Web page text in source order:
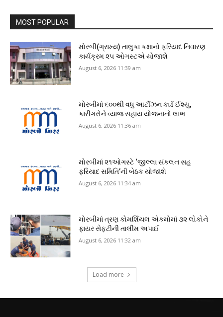
MOST POPULAR
મોરબી(ગ્રામ્ય) તાલુકા કક્ષાનો ફરિયાદ નિવારણ
કાર્યક્રમ ૨૫ ઓગસ્ટએ યોજાશે
August 6, 2026 11:39 am
મોરબીમાં ૬૦૦થી વધુ આર્ટીઝન કાર્ડ ઈશ્યુ,
કારીગરોને વ્યાજ સહાય યોજનાનો લાભ
August 6, 2026 11:36 am
મોરબીમાં ૨૧ઓગસ્ટે ‘જીલ્લા સંકલન સહ
ફરિયાદ સમિતિ’ની બેઠક યોજાશે
August 6, 2026 11:34 am
મોરબીમાં ત્રણ કોમર્શિયલ એકમોમાં ૩૨ લોકોને
ફાયર સેફ્ટીની તાલીમ અપાઈ
August 6, 2026 11:32 am
Load more